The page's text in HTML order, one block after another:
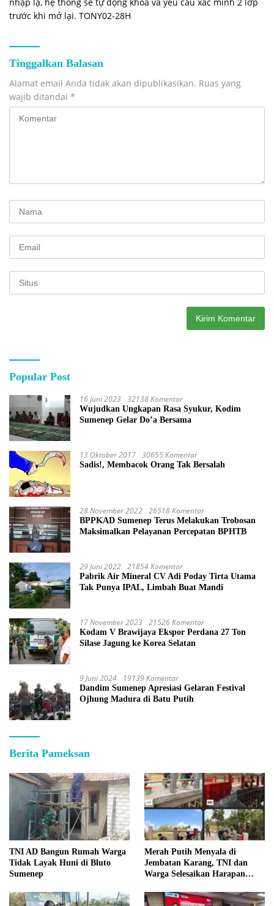
trước khi mở lại. TONY02-28H
Tinggalkan Balasan
Alamat email Anda tidak akan dipublikasikan. Ruas yang
wajib ditandai *
Popular Post
16 Juni 2023 32138 Komentar
Wujudkan Ungkapan Rasa Syukur, Kodim
Sumenep Gelar Do’a Bersama
13 Oktober 2017 30655 Komentar
Sadis!, Membacok Orang Tak Bersalah
28 November 2022 26518 Komentar
BPPKAD Sumenep Terus Melakukan Trobosan
Maksimalkan Pelayanan Percepatan BPHTB
29 Juni 2022 21854 Komentar
Pabrik Air Mineral CV Adi Poday Tirta Utama
Tak Punya IPAL, Limbah Buat Mandi
17 November 2023 21526 Komentar
Kodam V Brawijaya Ekspor Perdana 27 Ton
Silase Jagung ke Korea Selatan
9 Juni 2024 19139 Komentar
Dandim Sumenep Apresiasi Gelaran Festival
Ojhung Madura di Batu Putih
Berita Pameksan
TNI AD Bangun Rumah Warga
Tidak Layak Huni di Bluto
Sumenep
Merah Putih Menyala di
Jembatan Karang, TNI dan
Warga Selesaikan Harapan